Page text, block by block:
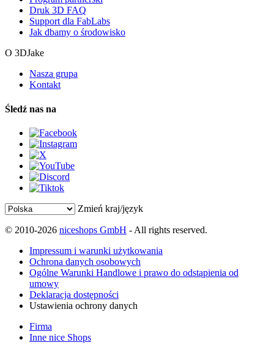
Druk 3D FAQ
Support dla FabLabs
Jak dbamy o środowisko
O 3DJake
Nasza grupa
Kontakt
Śledź nas na
Zmień kraj/język
© 2010-2026 niceshops GmbH - All rights reserved.
Impressum i warunki użytkowania
Ochrona danych osobowych
Ogólne Warunki Handlowe i prawo do odstąpienia od
umowy
Deklaracja dostępności
Ustawienia ochrony danych
Firma
Inne nice Shops